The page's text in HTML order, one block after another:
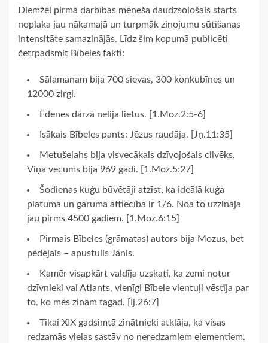
Diemžēl pirmā darbības mēneša daudzsološais starts
noplaka jau nākamajā un turpmāk ziņojumu sūtīšanas
intensitāte samazinājās. Līdz šim kopumā publicēti
četrpadsmit Bībeles fakti:
Sālamanam bija 700 sievas, 300 konkubīnes un
12000 zirgi.
Ēdenes dārzā nelija lietus. [1.Moz.2:5-6]
Īsākais Bībeles pants: Jēzus raudāja. [Jņ.11:35]
Metušelahs bija visvecākais dzīvojošais cilvēks.
Viņa vecums bija 969 gadi. [1.Moz.5:27]
Šodienas kuģu būvētāji atzīst, ka ideālā kuģa
platuma un garuma attiecība ir 1/6. Noa to uzzināja
jau pirms 4500 gadiem. [1.Moz.6:15]
Pirmais Bībeles (grāmatas) autors bija Mozus, bet
pēdējais – apustulis Jānis.
Kamēr visapkārt valdīja uzskati, ka zemi notur
dzīvnieki vai Atlants, vienīgi Bībele vientuļi vēstīja par
to, ko mēs zinām tagad. [Īj.26:7]
Tikai XIX gadsimtā zinātnieki atklāja, ka visas
redzamās vielas sastāv no neredzamiem elementiem.